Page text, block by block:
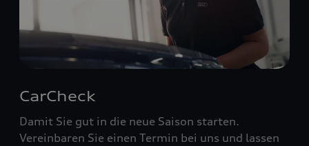
CarCheck
Damit Sie gut in die neue Saison starten.
Vereinbaren Sie einen Termin bei uns und lassen